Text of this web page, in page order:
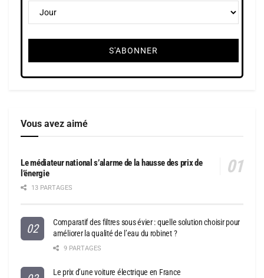
Vous avez aimé
Le médiateur national s’alarme de la hausse des prix de
l’énergie
13 PARTAGES
Comparatif des filtres sous évier : quelle solution choisir pour
améliorer la qualité de l’eau du robinet ?
9 PARTAGES
Le prix d’une voiture électrique en France